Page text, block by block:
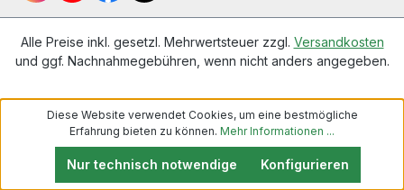
Alle Preise inkl. gesetzl. Mehrwertsteuer zzgl. Versandkosten
und ggf. Nachnahmegebühren, wenn nicht anders angegeben.
Diese Website verwendet Cookies, um eine bestmögliche
Erfahrung bieten zu können. Mehr Informationen ...
Nur technisch notwendige Konfigurieren